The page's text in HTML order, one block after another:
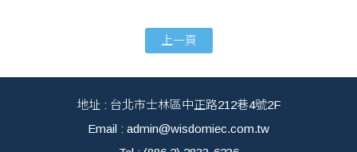
上一頁
地址 : 台北市士林區中正路212巷4號2F
Email : admin@wisdomiec.com.tw